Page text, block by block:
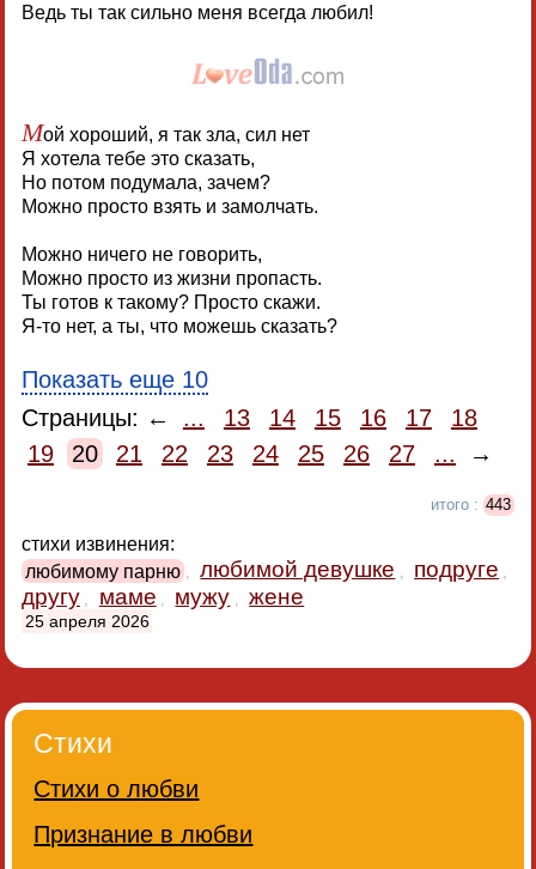
Ведь ты так сильно меня всегда любил!
Мой хороший, я так зла, сил нет
Я хотела тебе это сказать,
Но потом подумала, зачем?
Можно просто взять и замолчать.
Можно ничего не говорить,
Можно просто из жизни пропасть.
Ты готов к такому? Просто скажи.
Я-то нет, а ты, что можешь сказать?
Показать еще 10
Страницы: ←
... 13 14 15 16 17
18
19
20 21 22 23 24 25 26 27 ... →
итого : 443
стихи извинения:
любимому парню , любимой девушке , подруге ,
другу , маме , мужу , жене
25 апреля 2026
Стихи
Стихи о любви
Признание в любви